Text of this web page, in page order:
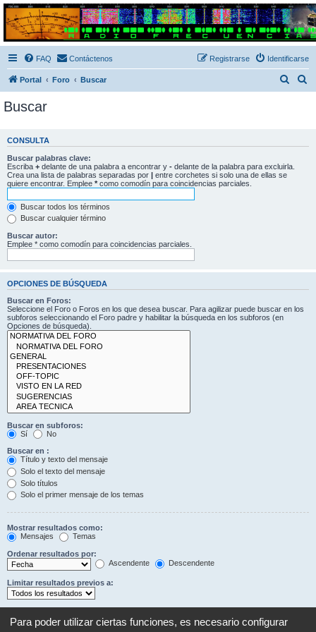
Radio Frecuencias
Foro de Radio Frecuencias
FAQ Contáctenos Identificarse
Registrarse
Portal Foro Buscar
a
a
r
Buscar
CONSULTA
Buscar palabras clave:
Escriba + delante de una palabra a encontrar y - delante de la palabra para excluirla.
Crea una lista de palabras separadas por | entre corchetes si solo una de ellas se
quiere encontrar. Emplee * como comodín para coincidencias parciales.
Buscar todos los términos
Buscar cualquier término
Buscar autor:
Emplee * como comodín para coincidencias parciales.
OPCIONES DE BÚSQUEDA
Buscar en Foros:
Seleccione el Foro o Foros en los que desea buscar. Para agilizar puede buscar en los
subforos seleccionando el Foro padre y habilitar la búsqueda en los subforos (en
Opciones de búsqueda).
Buscar en subforos:
Sí
No
Buscar en :
Título y texto del mensaje
Solo el texto del mensaje
Solo títulos
Solo el primer mensaje de los temas
Mostrar resultados como:
Mensajes
Temas
Ordenar resultados por:
Ascendente
Descendente
Limitar resultados previos a:
Establezca en 0 para mostrar todo el mensaje.
Para poder utilizar ciertas funciones, es necesario configurar